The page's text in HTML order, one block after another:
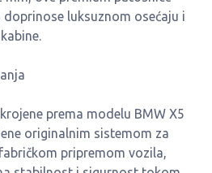
luksuznom osećaju i
prema modelu BMW X5
originalnim sistemom za
pripremom vozila,